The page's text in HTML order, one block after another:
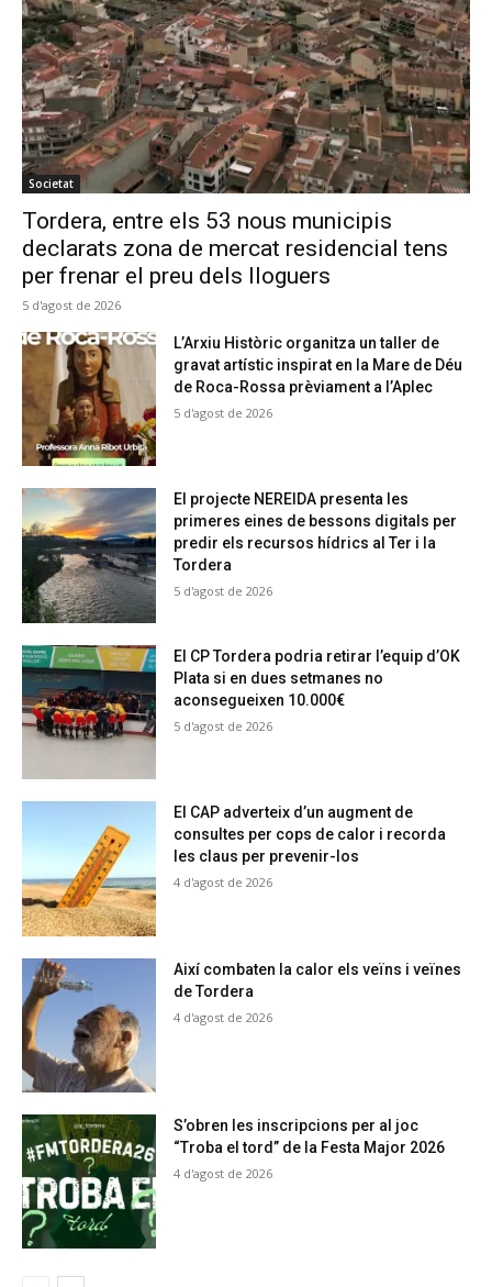
Societat
Tordera, entre els 53 nous municipis
declarats zona de mercat residencial tens
per frenar el preu dels lloguers
5 d'agost de 2026
L’Arxiu Històric organitza un taller de
gravat artístic inspirat en la Mare de Déu
de Roca-Rossa prèviament a l’Aplec
5 d'agost de 2026
El projecte NEREIDA presenta les
primeres eines de bessons digitals per
predir els recursos hídrics al Ter i la
Tordera
5 d'agost de 2026
El CP Tordera podria retirar l’equip d’OK
Plata si en dues setmanes no
aconsegueixen 10.000€
5 d'agost de 2026
El CAP adverteix d’un augment de
consultes per cops de calor i recorda
les claus per prevenir-los
4 d'agost de 2026
Així combaten la calor els veïns i veïnes
de Tordera
4 d'agost de 2026
S’obren les inscripcions per al joc
“Troba el tord” de la Festa Major 2026
4 d'agost de 2026